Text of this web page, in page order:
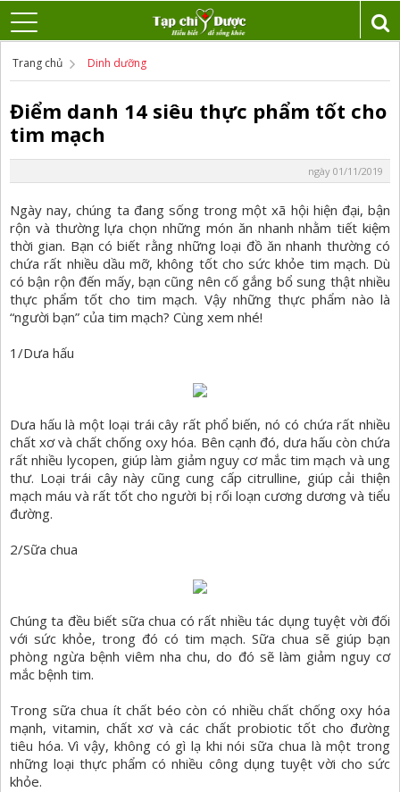
Trang chủ Dinh dưỡng
Điểm danh 14 siêu thực phẩm tốt cho
tim mạch
ngày 01/11/2019
Ngày nay, chúng ta đang sống trong một xã hội hiện đại, bận
rộn và thường lựa chọn những món ăn nhanh nhằm tiết kiệm
thời gian. Bạn có biết rằng những loại đồ ăn nhanh thường có
chứa rất nhiều dầu mỡ, không tốt cho sức khỏe tim mạch. Dù
có bận rộn đến mấy, bạn cũng nên cố gắng bổ sung thật nhiều
thực phẩm tốt cho tim mạch. Vậy những thực phẩm nào là
“người bạn” của tim mạch? Cùng xem nhé!
1/Dưa hấu
Dưa hấu là một loại trái cây rất phổ biến, nó có chứa rất nhiều
chất xơ và chất chống oxy hóa. Bên cạnh đó, dưa hấu còn chứa
rất nhiều lycopen, giúp làm giảm nguy cơ mắc tim mạch và ung
thư. Loại trái cây này cũng cung cấp citrulline, giúp cải thiện
mạch máu và rất tốt cho người bị rối loạn cương dương và tiểu
đường.
2/Sữa chua
Chúng ta đều biết sữa chua có rất nhiều tác dụng tuyệt vời đối
với sức khỏe, trong đó có tim mạch. Sữa chua sẽ giúp bạn
phòng ngừa bệnh viêm nha chu, do đó sẽ làm giảm nguy cơ
mắc bệnh tim.
Trong sữa chua ít chất béo còn có nhiều chất chống oxy hóa
mạnh, vitamin, chất xơ và các chất probiotic tốt cho đường
tiêu hóa. Vì vậy, không có gì lạ khi nói sữa chua là một trong
những loại thực phẩm có nhiều công dụng tuyệt vời cho sức
khỏe.